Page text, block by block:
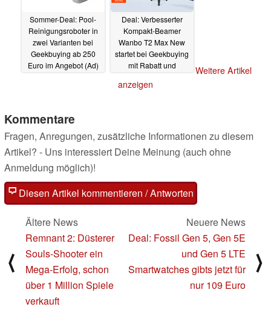
Sommer-Deal: Pool-
Reinigungsroboter in
zwei Varianten bei
Geekbuying ab 250
Euro im Angebot (Ad)
Deal: Verbesserter
Kompakt-Beamer
Wanbo T2 Max New
startet bei Geekbuying
mit Rabatt und
25.07.2023
Weitere Artikel
anzeigen
Kommentare
Fragen, Anregungen, zusätzliche Informationen zu diesem
Artikel? - Uns interessiert Deine Meinung (auch ohne
Anmeldung möglich)!
Diesen Artikel kommentieren / Antworten
⟨
Ältere News
Remnant 2: Düsterer
Souls-Shooter ein
Mega-Erfolg, schon
über 1 Million Spiele
verkauft
Neuere News
Deal: Fossil Gen 5, Gen 5E
und Gen 5 LTE
Smartwatches gibts jetzt für
nur 109 Euro
⟩